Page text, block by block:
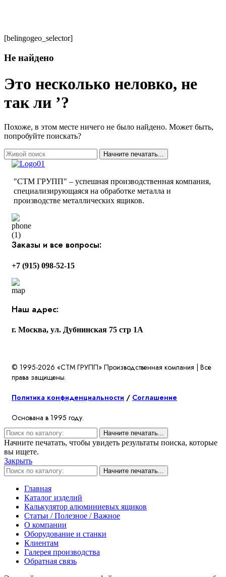
[belingogeo_selector]
Не найдено
Это несколько неловко, не
так ли ’?
Похоже, в этом месте ничего не было найдено. Может быть,
попробуйте поискать?
Начните печатать...
"СТМ ГРУПП" – успешная производственная компания,
специализирующаяся на обработке металла и
производстве металлических ящиков.
Заказы и все вопросы:
+7 (915) 098-52-15
Наш адрес:
г. Москва, ул. Дубнинская 75 стр 1А
© 1995-2026 «СТМ ГРУПП» Производственная компания | Все
права защищены.
Политика конфиденциальности / Соглашение
Основана в 1995 году.
Начните печатать...
Начните печатать, чтобы увидеть результаты поиска, которые
вы ищете.
Закрыть
Начните печатать...
Главная
Каталог изделий
Калькулятор алюминиевых ящиков
Статьи / Полезное / Важное
О компании
Оборудование и станки
Клиентам
Галерея производства
Обратная связь